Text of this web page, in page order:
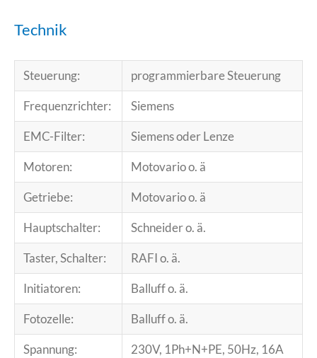
Technik
Steuerung: programmierbare Steuerung
Frequenzrichter: Siemens
EMC-Filter: Siemens oder Lenze
Motoren: Motovario o. ä
Getriebe: Motovario o. ä
Hauptschalter: Schneider o. ä.
Taster, Schalter: RAFI o. ä.
Initiatoren: Balluff o. ä.
Fotozelle: Balluff o. ä.
Spannung: 230V, 1Ph+N+PE, 50Hz, 16A